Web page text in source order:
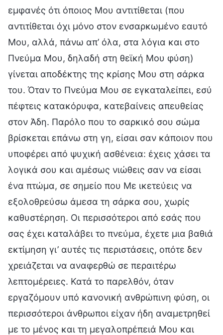
εμφανές ότι όποιος Μου αντιτίθεται (που
αντιτίθεται όχι μόνο στον ενσαρκωμένο εαυτό
Μου, αλλά, πάνω απ’ όλα, στα λόγια και στο
Πνεύμα Μου, δηλαδή στη θεϊκή Μου φύση)
γίνεται αποδέκτης της κρίσης Μου στη σάρκα
του. Όταν το Πνεύμα Μου σε εγκαταλείπει, εσύ
πέφτεις κατακόρυφα, κατεβαίνεις απευθείας
στον Άδη. Παρόλο που το σαρκικό σου σώμα
βρίσκεται επάνω στη γη, είσαι σαν κάποιον που
υποφέρει από ψυχική ασθένεια: έχεις χάσει τα
λογικά σου και αμέσως νιώθεις σαν να είσαι
ένα πτώμα, σε σημείο που Με ικετεύεις να
εξολοθρεύσω άμεσα τη σάρκα σου, χωρίς
καθυστέρηση. Οι περισσότεροι από εσάς που
σας έχει καταλάβει το πνεύμα, έχετε μια βαθιά
εκτίμηση γι’ αυτές τις περιστάσεις, οπότε δεν
χρειάζεται να αναφερθώ σε περαιτέρω
λεπτομέρειες. Κατά το παρελθόν, όταν
εργαζόμουν υπό κανονική ανθρώπινη φύση, οι
περισσότεροι άνθρωποι είχαν ήδη αναμετρηθεί
με το μένος και τη μεγαλοπρέπειά Μου και